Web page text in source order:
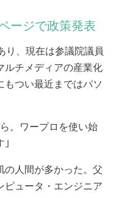
ージで政策発表
、現在は参議院議員
ルチメディアの産業化
もつい最近まではパソ
。ワープロを使い始
｣
人間が多かった。父
ピュータ・エンジニア